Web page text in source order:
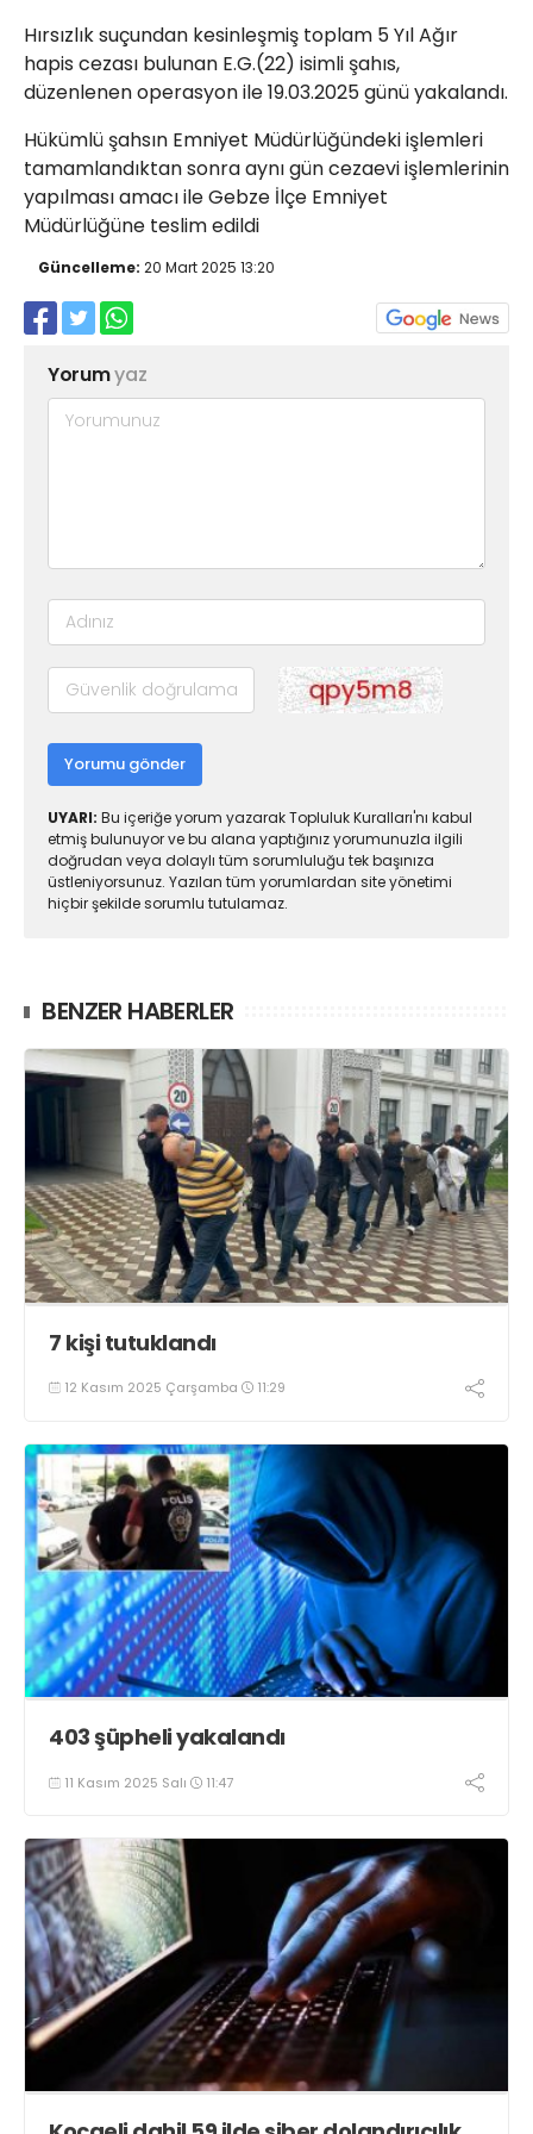
Hırsızlık suçundan kesinleşmiş toplam 5 Yıl Ağır
hapis cezası bulunan E.G.(22) isimli şahıs,
düzenlenen operasyon ile 19.03.2025 günü yakalandı.
Hükümlü şahsın Emniyet Müdürlüğündeki işlemleri
tamamlandıktan sonra aynı gün cezaevi işlemlerinin
yapılması amacı ile Gebze İlçe Emniyet
Müdürlüğüne teslim edildi
Güncelleme: 20 Mart 2025 13:20
Yorumyaz
Yorumu gönder
UYARI: Bu içeriğe yorum yazarak Topluluk Kuralları'nı kabul
etmiş bulunuyor ve bu alana yaptığınız yorumunuzla ilgili
doğrudan veya dolaylı tüm sorumluluğu tek başınıza
üstleniyorsunuz. Yazılan tüm yorumlardan site yönetimi
hiçbir şekilde sorumlu tutulamaz.
BENZER HABERLER
7 kişi tutuklandı
12 Kasım 2025 Çarşamba 11:29
403 şüpheli yakalandı
11 Kasım 2025 Salı 11:47
Yahya Kaptan Mahallesi
Akkavaklar Caddesi No:17/4 İzmit-
KOCAELİ
kocaelisokak@gmail.com